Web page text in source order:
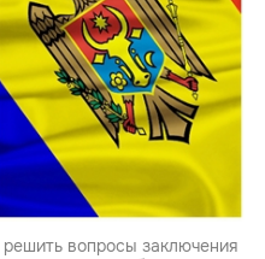
вопросы заключения